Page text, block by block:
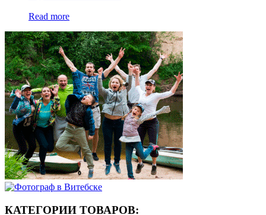
Read more
КАТЕГОРИИ ТОВАРОВ: